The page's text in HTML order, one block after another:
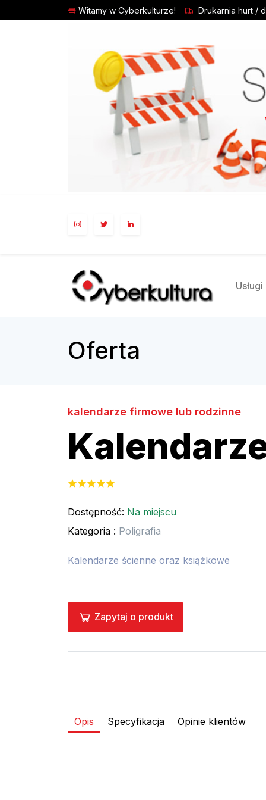
Witamy w Cyberkulturze! Drukarnia hurt /
Oferta
kalendarze firmowe lub rodzinne
Dostępność: Na miejscu
Kategoria : Poligrafia
Kalendarze ścienne oraz książkowe
Zapytaj o produkt
Opis Specyfikacja Opinie klientów